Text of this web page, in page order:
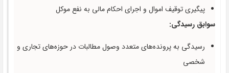
پیگیری توقیف اموال و اجرای احکام مالی به نفع موکل
سوابق رسیدگی:
رسیدگی به پرونده‌های متعدد وصول مطالبات در حوزه‌های تجاری و
شخصی